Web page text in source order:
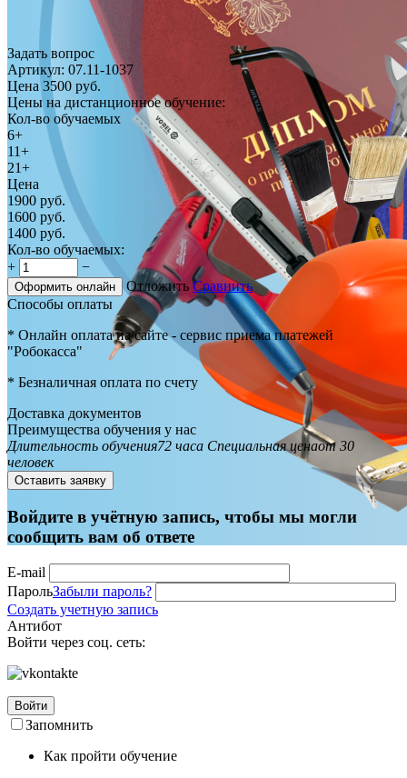
Задать вопрос
Артикул: 07.11-1037
Цена 3500 руб.
Цены на дистанционное обучение:
Кол-во обучаемых
6+
11+
21+
Цена
1900 руб.
1600 руб.
1400 руб.
Кол-во обучаемых:
+
−
Оформить онлайн Отложить Сравнить
Способы оплаты
* Онлайн оплата на сайте - сервис приема платежей
"Робокасса"
* Безналичная оплата по счету
Доставка документов
Преимущества обучения у нас
Длительность обучения72 часа Специальная ценаот 30
человек
Оставить заявку
Войдите в учётную запись, чтобы мы могли
сообщить вам об ответе
E-mail
ПарольЗабыли пароль?
Создать учетную запись
Антибот
Войти через соц. сеть:
Войти
Запомнить
Как пройти обучение